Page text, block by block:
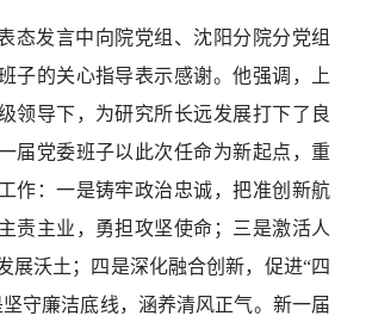
态发言中向院党组、沈阳分院分党组
子的关心指导表示感谢。他强调，上
领导下，为研究所长远发展打下了良
届党委班子以此次任命为新起点，重
作：一是铸牢政治忠诚，把准创新航
责主业，勇担攻坚使命；三是激活人
展沃土；四是深化融合创新，促进“四
坚守廉洁底线，涵养清风正气。新一届